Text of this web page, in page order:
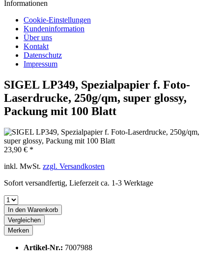
Informationen
Cookie-Einstellungen
Kundeninformation
Über uns
Kontakt
Datenschutz
Impressum
SIGEL LP349, Spezialpapier f. Foto-
Laserdrucke, 250g/qm, super glossy,
Packung mit 100 Blatt
23,90 € *
inkl. MwSt. zzgl. Versandkosten
Sofort versandfertig, Lieferzeit ca. 1-3 Werktage
In den Warenkorb
Vergleichen
Merken
Artikel-Nr.: 7007988